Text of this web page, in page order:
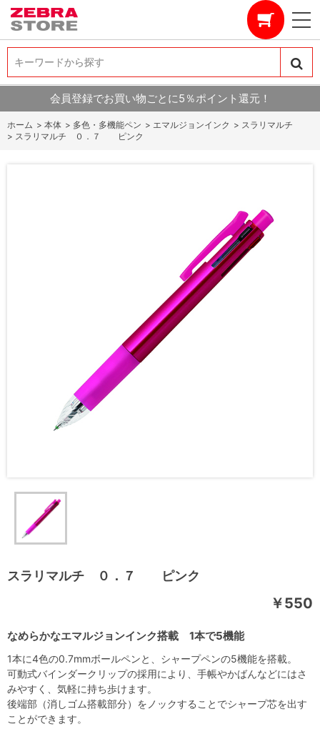
キーワードから探す
キーワードから探す
会員登録でお買い物ごとに5％ポイント還元！
ホーム > 本体 > 多色・多機能ペン > エマルジョンインク > スラリマルチ
> スラリマルチ ０．７ ピンク
スラリマルチ ０．７ ピンク
なめらかなエマルジョンインク搭載 1本で5機能
￥550
1本に4色の0.7mmボールペンと、シャープペンの5機能を搭載。
可動式バインダークリップの採用により、手帳やかばんなどにはさ
みやすく、気軽に持ち歩けます。
後端部（消しゴム搭載部分）をノックすることでシャープ芯を出す
ことができます。